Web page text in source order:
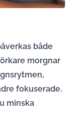
både
morgnar
fokuserade.
minska